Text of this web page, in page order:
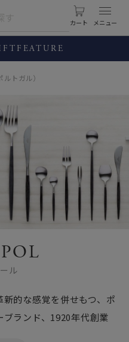
カート
FEATURE
トガル）
ル
的な感覚を併せもつ、ポ
ランド、1920年代創業